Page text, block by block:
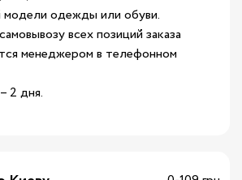
одежды или обуви.
всех позиций заказа
менеджером в телефонном
2 дня.